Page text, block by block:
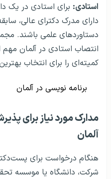
استادی: برای استادی در یک
دارای مدرک دکترای عالی،
دستاوردهای علمی باشند.
انتصاب استادی در آلمان
کمیته‌ای را برای انتخاب
برنامه نویسی در آلمان
مدارک مورد نیاز برای
آلمان
هنگام درخواست برای
شرکت، دانشگاه یا موسسه